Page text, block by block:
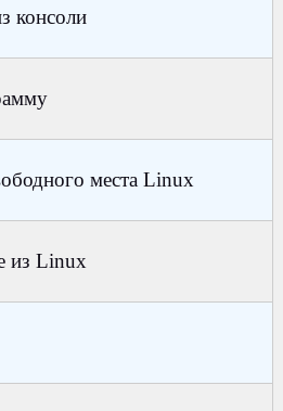
консоли
места Linux
из Linux